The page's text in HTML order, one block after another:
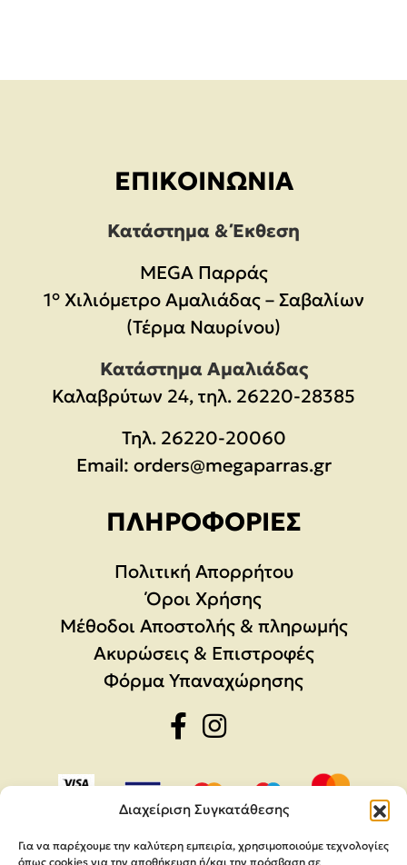
Διαχείριση Συγκατάθεσης
Για να παρέχουμε την καλύτερη εμπειρία, χρησιμοποιούμε τεχνολογίες
όπως cookies για την αποθήκευση ή/και την πρόσβαση σε
ΕΠΙΚΟΙΝΩΝΊΑ
Κατάστημα & Έκθεση
MEGA Παρράς
1° Χιλιόμετρο Αμαλιάδας – Σαβαλίων
(Τέρμα Ναυρίνου)
Κατάστημα Αμαλιάδας
Καλαβρύτων 24, τηλ. 26220-28385
Τηλ. 26220-20060
Email: orders@megaparras.gr
ΠΛΗΡΟΦΟΡΊΕΣ
Πολιτική Απορρήτου
Όροι Χρήσης
Μέθοδοι Αποστολής & πληρωμής
Ακυρώσεις & Επιστροφές
Φόρμα Υπαναχώρησης